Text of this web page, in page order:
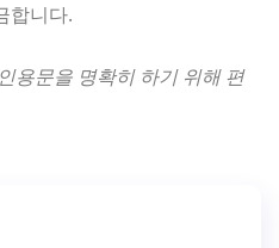
합니다.
용문을 명확히 하기 위해 편